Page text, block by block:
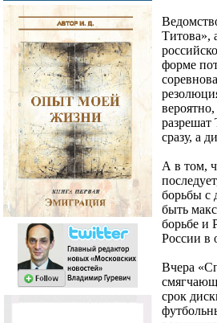
Титова»,
форме
разрешат
сразу, а
А в том,
борьбы с
быть
борьбе и
России в
Вчера
срок